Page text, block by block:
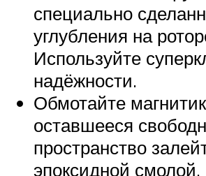
специально
углубления на
Используйте
надёжности.
Обмотайте
оставшееся
пространство
эпоксидной смолой.